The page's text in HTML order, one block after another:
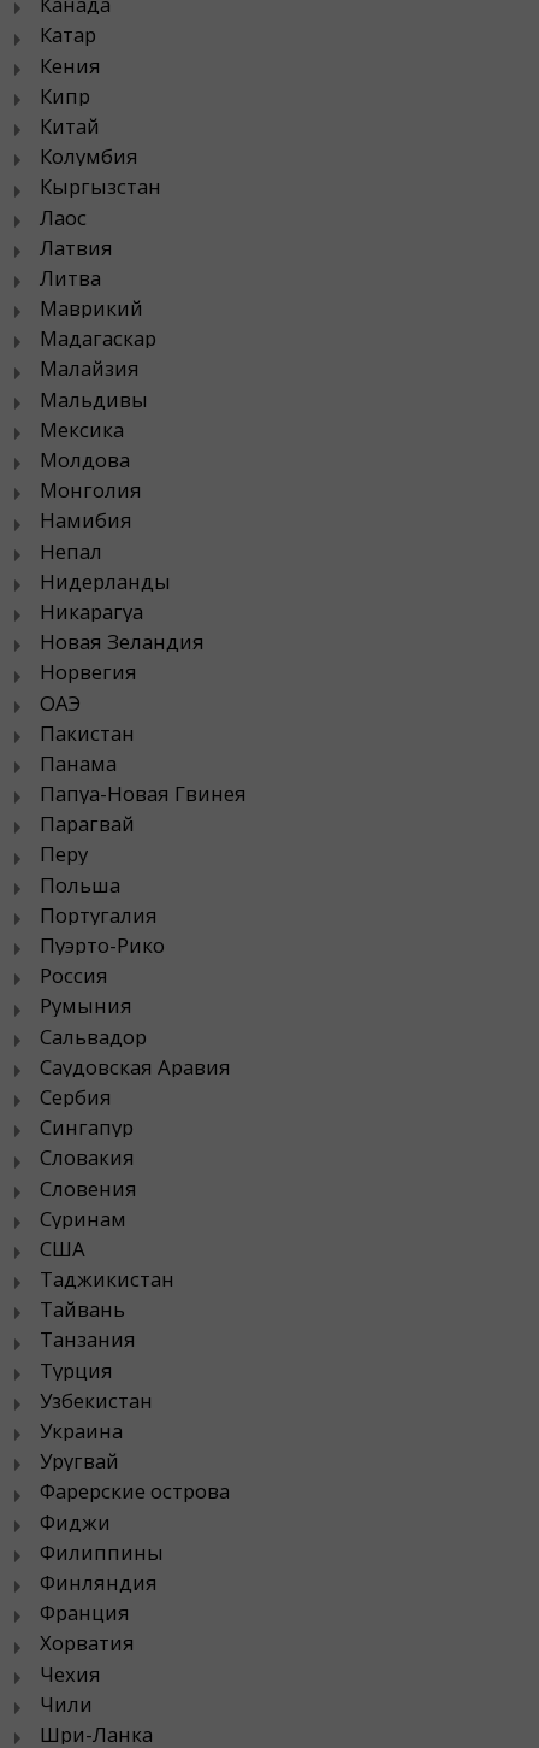
Катар
Кения
Кипр
Китай
Колумбия
Кыргызстан
Лаос
Латвия
Литва
Маврикий
Мадагаскар
Малайзия
Мальдивы
Мексика
Молдова
Монголия
Намибия
Непал
Нидерланды
Никарагуа
Новая Зеландия
Норвегия
ОАЭ
Пакистан
Панама
Папуа-Новая Гвинея
Парагвай
Перу
Польша
Португалия
Пуэрто-Рико
Россия
Румыния
Сальвадор
Саудовская Аравия
Сербия
Сингапур
Словакия
Словения
Суринам
США
Таджикистан
Тайвань
Танзания
Турция
Узбекистан
Украина
Уругвай
Фарерские острова
Фиджи
Филиппины
Финляндия
Франция
Хорватия
Чехия
Чили
Шри-Ланка